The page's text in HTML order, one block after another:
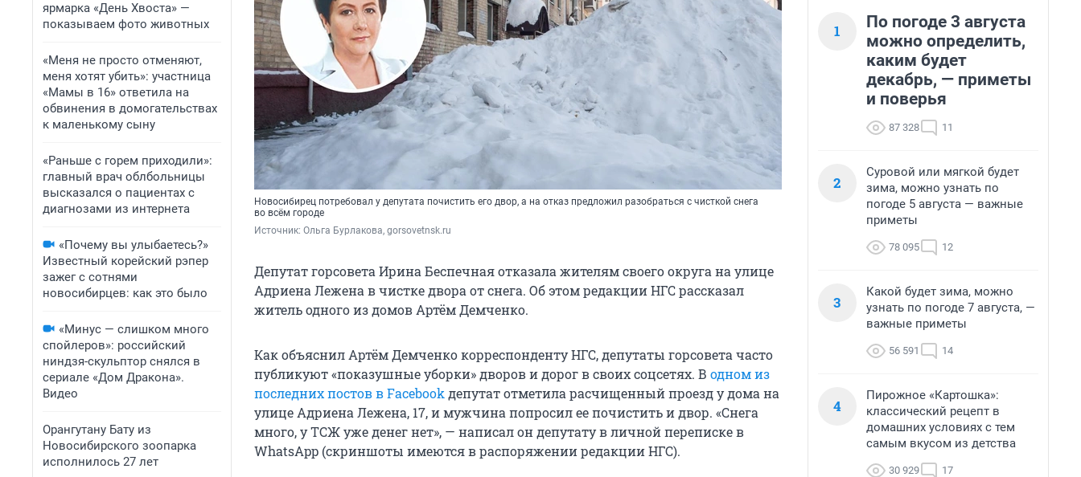
ярмарка «День Хвоста» —
показываем фото животных
«Меня не просто отменяют,
меня хотят убить»: участница
«Мамы в 16» ответила на
обвинения в домогательствах
к маленькому сыну
«Раньше с горем приходили»:
главный врач облбольницы
высказался о пациентах с
диагнозами из интернета
«Почему вы улыбаетесь?»
Известный корейский рэпер
зажег с сотнями
новосибирцев: как это было
«Минус — слишком много
спойлеров»: российский
ниндзя-скульптор снялся в
сериале «Дом Дракона».
Видео
Орангутану Бату из
Новосибирского зоопарка
исполнилось 27 лет
Новосибирец потребовал у депутата почистить его двор, а на отказ предложил разобраться с чисткой снега
во всём городе
Источник: Ольга Бурлакова, gorsovetnsk.ru
Депутат горсовета Ирина Беспечная отказала жителям своего округа на улице
Адриена Лежена в чистке двора от снега. Об этом редакции НГС рассказал
житель одного из домов Артём Демченко.
Как объяснил Артём Демченко корреспонденту НГС, депутаты горсовета часто
публикуют «показушные уборки» дворов и дорог в своих соцсетях. В одном из
последних постов в Facebook депутат отметила расчищенный проезд у дома на
улице Адриена Лежена, 17, и мужчина попросил ее почистить и двор. «Снега
много, у ТСЖ уже денег нет», — написал он депутату в личной переписке в
WhatsApp (скриншоты имеются в распоряжении редакции НГС).
1
По погоде 3 августа
можно определить,
каким будет
декабрь, — приметы
и поверья
87 328 11
2
Суровой или мягкой будет
зима, можно узнать по
погоде 5 августа — важные
приметы
78 095 12
3
Какой будет зима, можно
узнать по погоде 7 августа, —
важные приметы
56 591 14
4
Пирожное «Картошка»:
классический рецепт в
домашних условиях с тем
самым вкусом из детства
30 929 17